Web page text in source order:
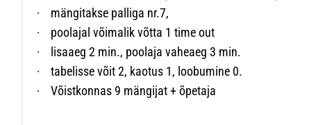
·
mängitakse palliga nr.7,
·
poolajal võimalik võtta 1 time out
·
lisaaeg 2 min., poolaja vaheaeg 3 min.
·
tabelisse võit 2, kaotus 1, loobumine 0.
·
Võistkonnas 9 mängijat + õpetaja